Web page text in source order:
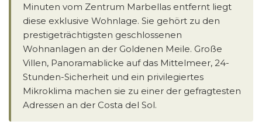
Minuten vom Zentrum Marbellas entfernt liegt
diese exklusive Wohnlage. Sie gehört zu den
prestigeträchtigsten geschlossenen
Wohnanlagen an der Goldenen Meile. Große
Villen, Panoramablicke auf das Mittelmeer, 24-
Stunden-Sicherheit und ein privilegiertes
Mikroklima machen sie zu einer der gefragtesten
Adressen an der Costa del Sol.